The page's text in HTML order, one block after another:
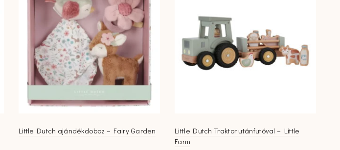
Little Dutch ajándékdoboz – Fairy Garden
Little Dutch Traktor utánfutóval – Little
Farm